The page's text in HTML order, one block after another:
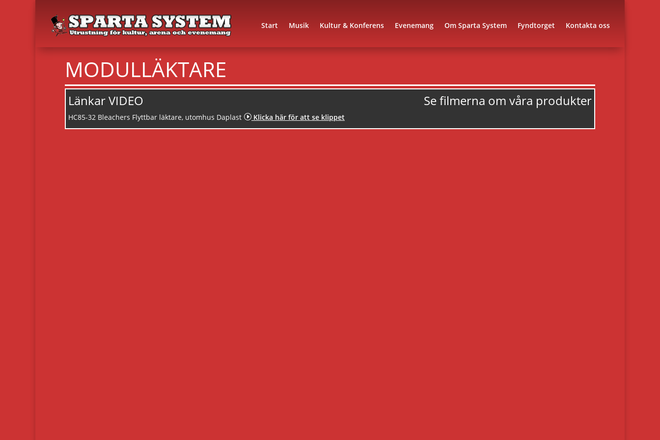
Start Musik Kultur & Konferens Evenemang Om Sparta System Fyndtorget Kontakta oss
MODULLÄKTARE
Länkar VIDEO Se filmerna om våra produkter
HC85-32 Bleachers Flyttbar läktare, utomhus Daplast I Klicka här för att se klippet